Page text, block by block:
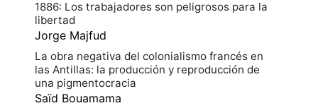
1886: Los trabajadores son peligrosos para la
libertad
Jorge Majfud
La obra negativa del colonialismo francés en
las Antillas: la producción y reproducción de
una pigmentocracia
Saïd Bouamama